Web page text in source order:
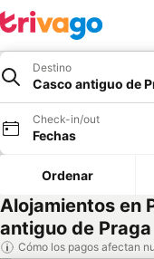
Destino
Casco antiguo de
Check-in/out
Fechas
Ordenar
Alojamientos en
antiguo de Praga
Cómo los pagos afectan